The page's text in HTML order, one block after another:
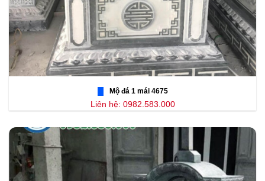
Mộ đá 1 mái 4675
Liên hệ: 0982.583.000